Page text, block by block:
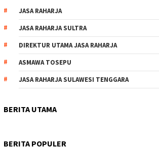
JASA RAHARJA
JASA RAHARJA SULTRA
DIREKTUR UTAMA JASA RAHARJA
ASMAWA TOSEPU
JASA RAHARJA SULAWESI TENGGARA
BERITA UTAMA
BERITA POPULER